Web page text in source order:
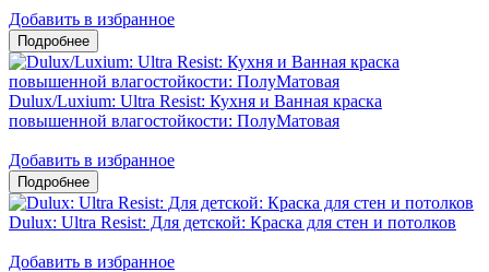
Добавить в избранное
Dulux/Luxium: Ultra Resist: Кухня и Ванная краска
повышенной влагостойкости: ПолуМатовая
Добавить в избранное
Dulux: Ultra Resist: Для детской: Краска для стен и потолков
Добавить в избранное